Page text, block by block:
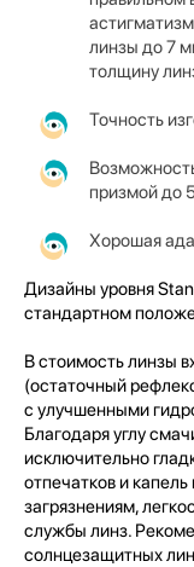
линзы до 7
толщину
Точность
призмой до
Хорошая
Дизайны уровня
стандартном
В стоимость линзы
(остаточный
с улучшенными
Благодаря углу
исключительно
отпечатков и
загрязнениям,
службы линз.
солнцезащитных